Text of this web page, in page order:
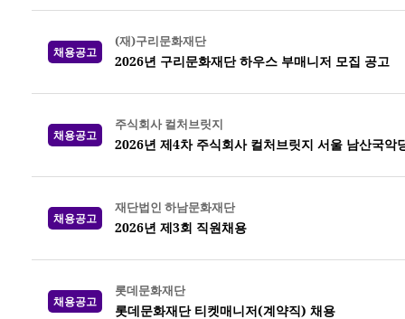
채용공고
(재)구리문화재단
2026년 구리문화재단 하우스 부매니저 모집 공고
채용공고
주식회사 컬처브릿지
2026년 제4차 주식회사 컬처브릿지 서울 남산국악
채용공고
재단법인 하남문화재단
2026년 제3회 직원채용
채용공고
롯데문화재단
롯데문화재단 티켓매니저(계약직) 채용